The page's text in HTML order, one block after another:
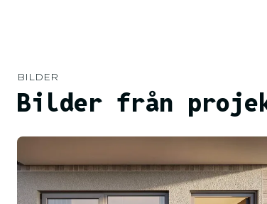
BILDER
Bilder från